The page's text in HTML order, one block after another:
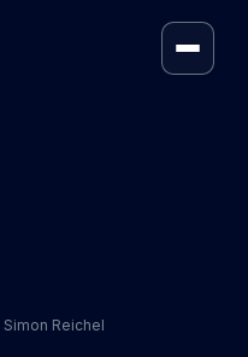
Simon Reichel